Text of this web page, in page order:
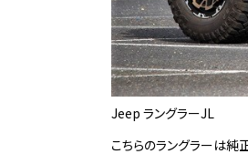
Jeep ラングラーJL
こちらのラングラーは純